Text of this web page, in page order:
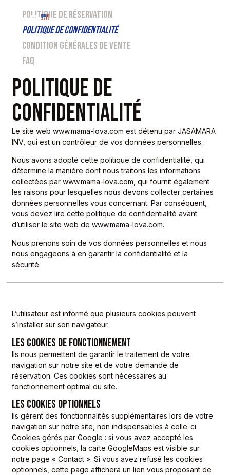
EN
POLITIQUE DE RÉSERVATION
POLITIQUE DE CONFIDENTIALITÉ
CONDITION GÉNÉRALES DE VENTE
FAQ
POLITIQUE DE
CONFIDENTIALITÉ
Le site web www.mama-lova.com est détenu par JASAMARA
INV, qui est un contrôleur de vos données personnelles.
Nous avons adopté cette politique de confidentialité, qui
détermine la manière dont nous traitons les informations
collectées par www.mama-lova.com, qui fournit également
les raisons pour lesquelles nous devons collecter certaines
données personnelles vous concernant. Par conséquent,
vous devez lire cette politique de confidentialité avant
d’utiliser le site web de www.mama-lova.com.
Nous prenons soin de vos données personnelles et nous
nous engageons à en garantir la confidentialité et la
sécurité.
L’utilisateur est informé que plusieurs cookies peuvent
s’installer sur son navigateur.
LES COOKIES DE FONCTIONNEMENT
Ils nous permettent de garantir le traitement de votre
navigation sur notre site et de votre demande de
réservation. Ces cookies sont nécessaires au
fonctionnement optimal du site.
LES COOKIES OPTIONNELS
Ils gèrent des fonctionnalités supplémentaires lors de votre
navigation sur notre site, non indispensables à celle-ci.
Cookies gérés par Google : si vous avez accepté les
cookies optionnels, la carte GoogleMaps est visible sur
notre page « Contact ». Si vous avez refusé les cookies
optionnels, cette page affichera un lien vous proposant de